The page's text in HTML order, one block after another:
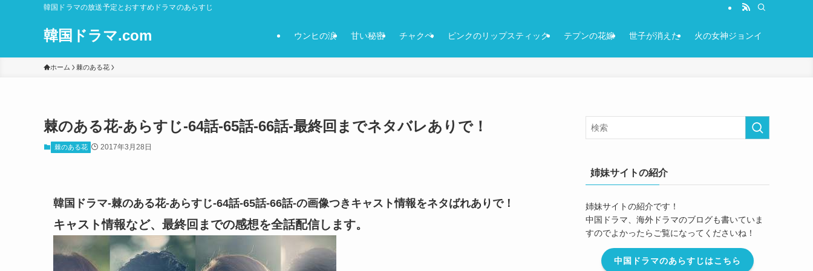
韓国ドラマの放送予定とおすすめドラマのあらすじ
韓国ドラマ.com ウンヒの涙 甘い秘密 チャクペ ピンクのリップスティック テプンの花嫁 世子が消えた 火の女神ジョンイ
ホーム 棘のある花
棘のある花-あらすじ-64話-65話-66話-最終回までネタバレありで！
棘のある花 2017年3月28日
韓国ドラマ-棘のある花-あらすじ-64話-65話-66話-の画像つきキャスト情報をネタばれありで！
キャスト情報など、最終回までの感想を全話配信します。
姉妹サイトの紹介
姉妹サイトの紹介です！
中国ドラマ、海外ドラマのブログも書いていま
すのでよかったらご覧になってくださいね！
中国ドラマのあらすじはこちら